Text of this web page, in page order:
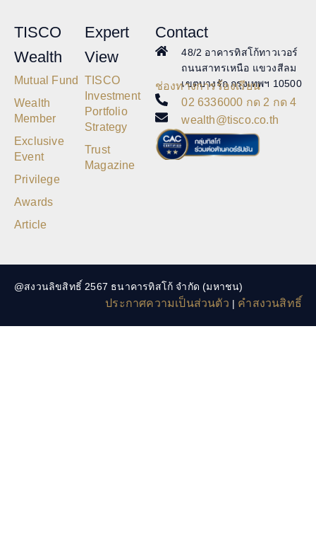
TISCO
Wealth
Mutual Fund
Wealth
Member
Exclusive
Event
Privilege
Awards
Article
Expert
View
TISCO
Investment
Portfolio
Strategy
Trust
Magazine
Contact
48/2 อาคารทิสโก้ทาวเวอร์
ถนนสาทรเหนือ แขวงสีลม
เขตบางรัก กรุงเทพฯ 10500
ช่องทางการร้องเรียน
02 6336000 กด 2 กด 4
wealth@tisco.co.th
@สงวนลิขสิทธิ์ 2567 ธนาคารทิสโก้ จำกัด (มหาชน)
ประกาศความเป็นส่วนตัว | คำสงวนสิทธิ์